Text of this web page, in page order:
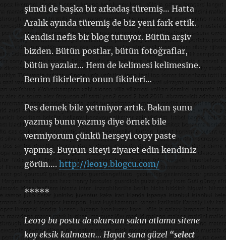
şimdi de başka bir arkadaş türemiş… Hatta
Aralık ayında türemiş de biz yeni fark ettik.
Kendisi nefis bir blog tutuyor. Bütün arşiv
bizden. Bütün postlar, bütün fotoğraflar,
bütün yazılar… Hem de kelimesi kelimesine.
Benim fikirlerim onun fikirleri…
Pes demek bile yetmiyor artık. Bakın şunu
yazmış bunu yazmış diye örnek bile
vermiyorum çünkü herşeyi copy paste
yapmış. Buyrun siteyi ziyaret edin kendiniz
görün…. http://leo19.blogcu.com/
*****
Leo19 bu postu da okursun sakın atlama sitene
koy eksik kalmasın… Hayat sana güzel “select